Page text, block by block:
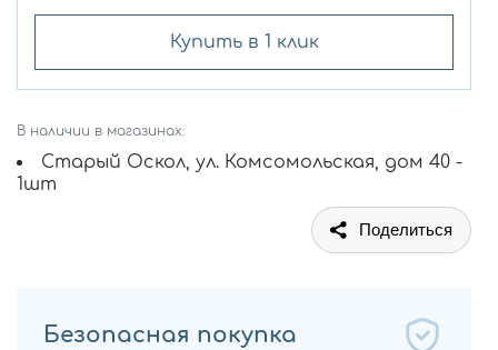
Купить в 1 клик
В наличии в магазинах:
Старый Оскол, ул. Комсомольская, дом 40 -
1шт
Поделиться
Безопасная покупка